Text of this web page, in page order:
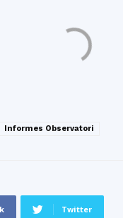
Informes Observatori
Twitter